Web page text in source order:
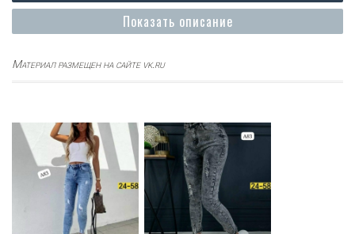
Показать описание
Материал размещен на сайте vk.ru